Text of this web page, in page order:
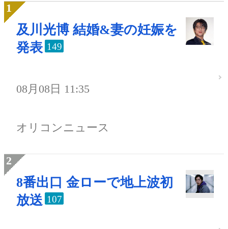
及川光博 結婚&妻の妊娠を
発表 149
08月08日 11:35
オリコンニュース
8番出口 金ローで地上波初
放送 107